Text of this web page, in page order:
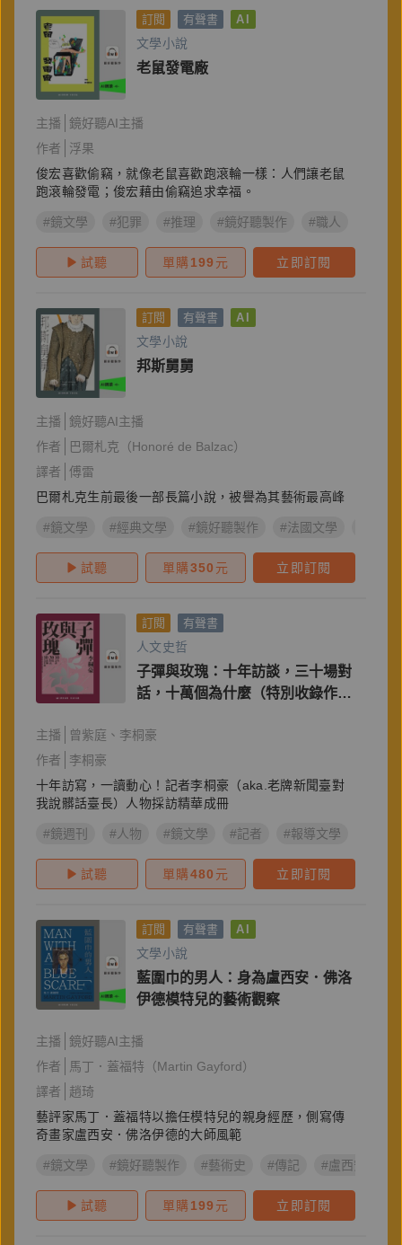
訂閱 有聲書 AI
文學小說
老鼠發電廠
主播
鏡好聽AI主播
作者
浮果
俊宏喜歡偷竊，就像老鼠喜歡跑滾輪一樣：人們讓老鼠
跑滾輪發電；俊宏藉由偷竊追求幸福。
#鏡文學 #犯罪 #推理 #鏡好聽製作 #職人
試聽 單購199 元 立即訂閱
訂閱 有聲書 AI
文學小說
邦斯舅舅
主播
鏡好聽AI主播
作者
巴爾札克（Honoré de Balzac）
譯者
傅雷
巴爾札克生前最後一部長篇小說，被譽為其藝術最高峰
#鏡文學 #經典文學 #鏡好聽製作 #法國文學
試聽 單購350 元 立即訂閱
訂閱 有聲書
人文史哲
子彈與玫瑰：十年訪談，三十場對
話，十萬個為什麼（特別收錄作者
主播 曾紫庭
李桐豪
作者
李桐豪
十年訪寫，一讀動心！記者李桐豪（aka.老牌新聞臺對
我說髒話臺長）人物採訪精華成冊
#鏡週刊 #人物 #鏡文學 #記者 #報導文學
試聽 單購480 元 立即訂閱
訂閱 有聲書 AI
文學小說
藍圍巾的男人：身為盧西安．佛洛
伊德模特兒的藝術觀察
主播
鏡好聽AI主播
作者
馬丁．蓋福特（Martin Gayford）
譯者
趙琦
藝評家馬丁．蓋福特以擔任模特兒的親身經歷，側寫傳
奇畫家盧西安．佛洛伊德的大師風範
#鏡文學 #鏡好聽製作 #藝術史 #傳記 #盧西安‧佛
試聽 單購199 元 立即訂閱